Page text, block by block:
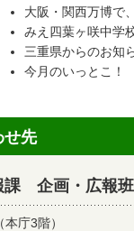
大阪・関西万博で
みえ四葉ヶ咲中学
三重県からのお知
今月のいっとこ！
せ先
企画・広報班
庁3階）